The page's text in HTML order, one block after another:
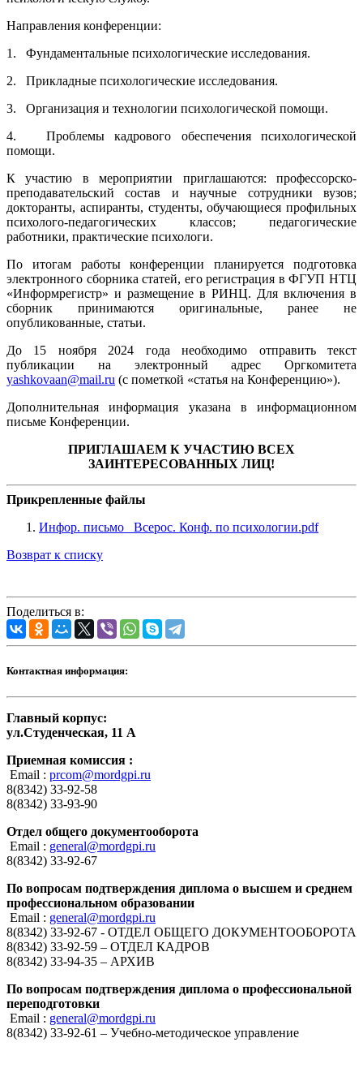
Направления конференции:
1. Фундаментальные психологические исследования.
2. Прикладные психологические исследования.
3. Организация и технологии психологической помощи.
4. Проблемы кадрового обеспечения психологической
помощи.
К участию в мероприятии приглашаются: профессорско-
преподавательский состав и научные сотрудники вузов;
докторанты, аспиранты, студенты, обучающиеся профильных
психолого-педагогических классов; педагогические
работники, практические психологи.
По итогам работы конференции планируется подготовка
электронного сборника статей, его регистрация в ФГУП НТЦ
«Информрегистр» и размещение в РИНЦ. Для включения в
сборник принимаются оригинальные, ранее не
опубликованные, статьи.
До 15 ноября 2024 года необходимо отправить текст
публикации на электронный адрес Оргкомитета
yashkovaan@mail.ru (с пометкой «статья на Конференцию»).
Дополнительная информация указана в информационном
письме Конференции.
ПРИГЛАШАЕМ К УЧАСТИЮ ВСЕХ
ЗАИНТЕРЕСОВАННЫХ ЛИЦ!
Прикрепленные файлы
Инфор. письмо _Всерос. Конф. по психологии.pdf
Возврат к списку
Поделиться в:
Контактная информация:
Главный корпус:
ул.Студенческая, 11 А
Приемная комиссия :
Email : prcom@mordgpi.ru
8(8342) 33-92-58
8(8342) 33-93-90
Отдел общего документооборота
Email : general@mordgpi.ru
8(8342) 33-92-67
По вопросам подтверждения диплома о высшем и среднем
профессиональном образовании
Email : general@mordgpi.ru
8(8342) 33-92-67 - ОТДЕЛ ОБЩЕГО ДОКУМЕНТООБОРОТА
8(8342) 33-92-59 – ОТДЕЛ КАДРОВ
8(8342) 33-94-35 – АРХИВ
По вопросам подтверждения диплома о профессиональной
переподготовки
Email : general@mordgpi.ru
8(8342) 33-92-61 – Учебно-методическое управление